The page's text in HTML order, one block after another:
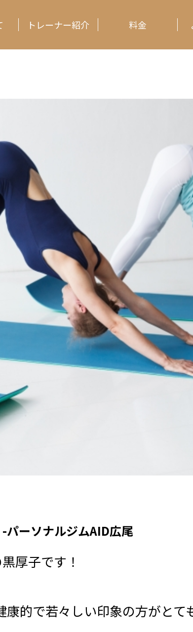
トレーナー紹介 料金
パーソナルジムAID広尾
厚子です！
的で若々しい印象の方がとて